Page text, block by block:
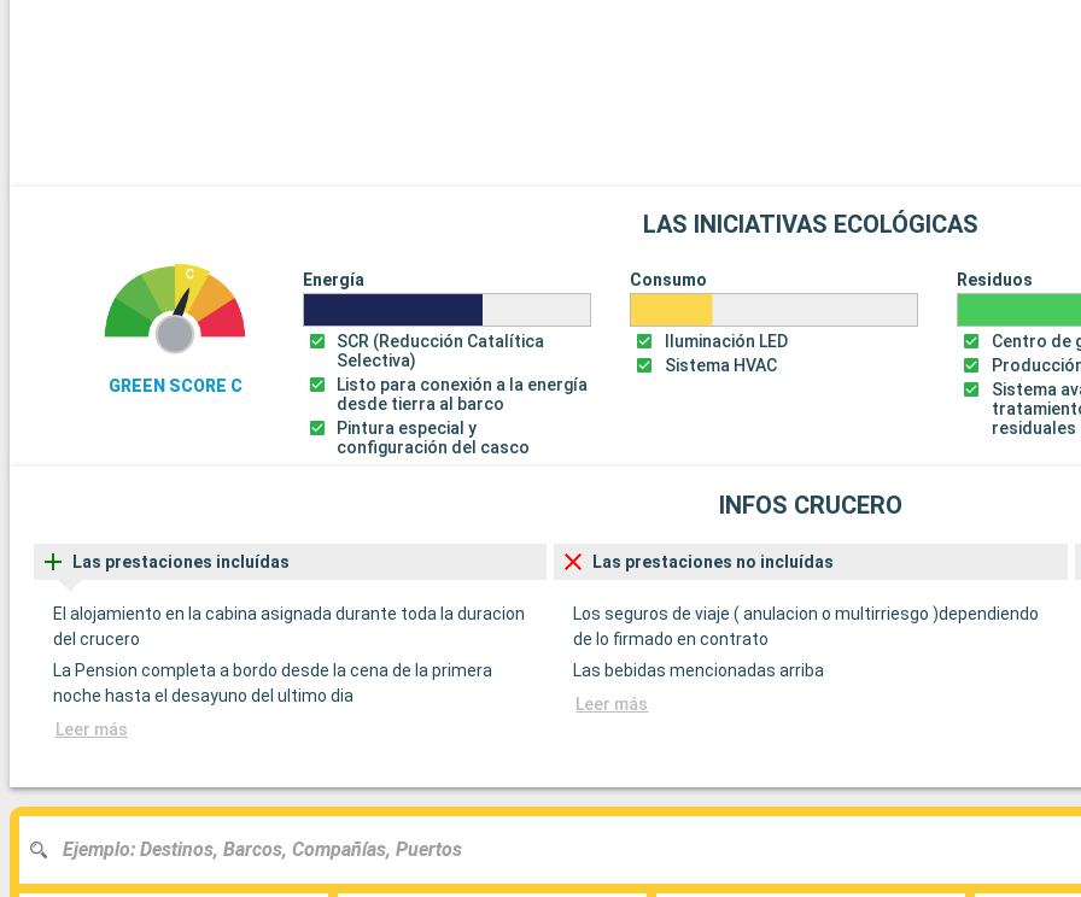
LAS INICIATIVAS ECOLÓGICAS
GREEN SCORE C
Energía
SCR (Reducción Catalítica
Selectiva)
Listo para conexión a la energía
desde tierra al barco
Pintura especial y
configuración del casco
Consumo
Iluminación LED
Sistema HVAC
Residuos
Centro de
Sistema
residuales
INFOS CRUCERO
Las prestaciones incluídas
El alojamiento en la cabina asignada durante toda la duracion
del crucero
La Pension completa a bordo desde la cena de la primera
noche hasta el desayuno del ultimo dia
Leer más
Las prestaciones no incluídas
Los seguros de viaje ( anulacion o multirriesgo )dependiendo
de lo firmado en contrato
Las bebidas mencionadas arriba
Leer más